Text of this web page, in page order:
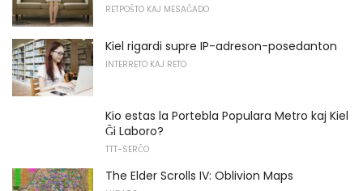
RETPOŜTO KAJ MESAĜADO
Kiel rigardi supre IP-adreson-posedanton
INTERRETO KAJ RETO
Kio estas la Portebla Populara Metro kaj Kiel
Ĝi Laboro?
TTT-SERĈO
The Elder Scrolls IV: Oblivion Maps